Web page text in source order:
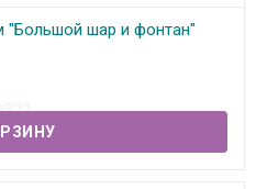
шар и фонтан"